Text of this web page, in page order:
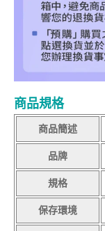
商品規格
商品簡述
品牌
規格
保存環境